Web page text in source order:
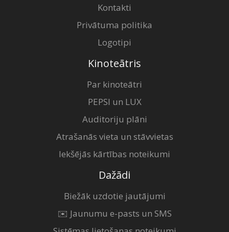
Kontakti
Privātuma politika
Logotipi
Kinoteātris
Par kinoteātri
PEPSI un LUX
Auditoriju plāni
Atrašanās vieta un stāvvietas
Iekšējās kārtības noteikumi
Dažādi
Biežāk uzdotie jautājumi
✉️ Jaunumu e-pasts un SMS